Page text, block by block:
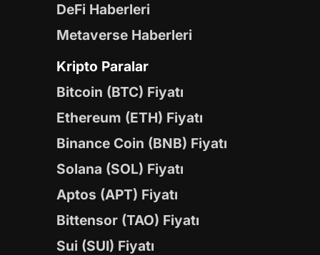
DeFi Haberleri
Metaverse Haberleri
Kripto Paralar
Bitcoin (BTC) Fiyatı
Ethereum (ETH) Fiyatı
Binance Coin (BNB) Fiyatı
Solana (SOL) Fiyatı
Aptos (APT) Fiyatı
Bittensor (TAO) Fiyatı
Sui (SUI) Fiyatı